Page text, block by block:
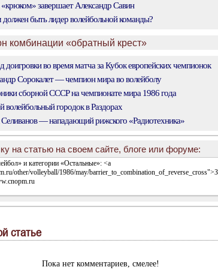
завершает Александр Савин
быть лидер волейбольной команды?
комбинации «обратный крест»
доигровки во время матча за Кубок европейских чемпионок
Сорокалет — чемпион мира во волейболу
сборной СССР на чемпионате мира 1986 года
волейбольный городок в Раздорах
— нападающий рижского «Радиотехника»
на статью на своем сайте, блоге или форуме:
статье
Пока нет комментариев, смелее!